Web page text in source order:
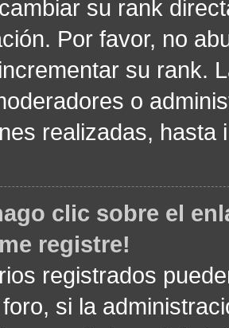
su rank
Por favor, no
su rank.
o
realizadas, hasta
clic sobre el
registre!
registrados
si la